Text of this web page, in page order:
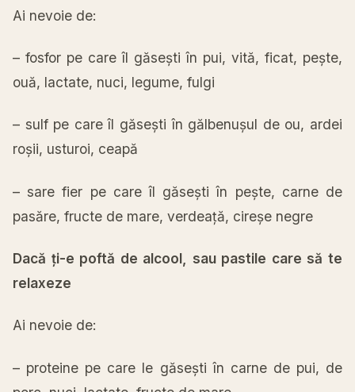
Ai nevoie de:
– fosfor pe careîl găsești în pui, vită, ficat, pește,
ouă, lactate, nuci, legume, fulgi
– sulf pe careîl găsești în gălbenușul de ou, ardei
roșii, usturoi, ceapă
– sare fier pe careîl găsești în pește, carnede
pasăre, fructe de mare, verdeață, cireșe negre
Dacă ți-e poftă de alcool, sau pastile care să te
relaxeze
Ai nevoie de:
– proteine pe care le găsești în carnede pui, de